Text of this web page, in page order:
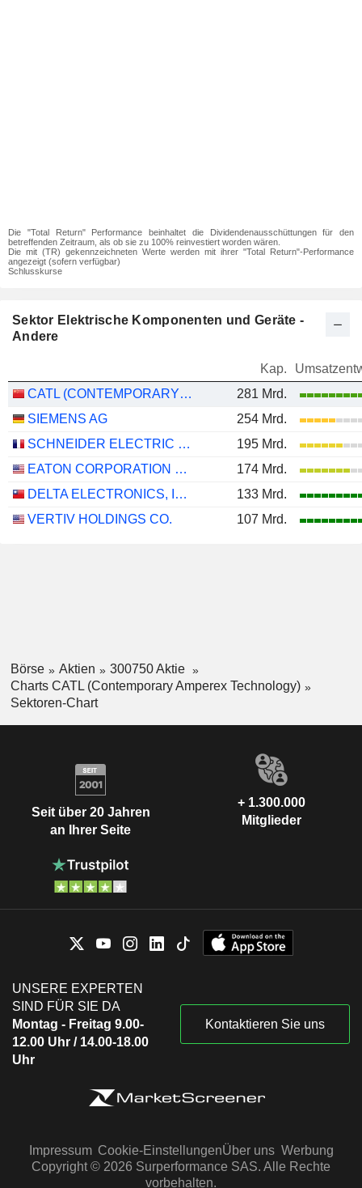
Die "Total Return" Performance beinhaltet die Dividendenausschüttungen für den
betreffenden Zeitraum, als ob sie zu 100% reinvestiert worden wären.
Die mit (TR) gekennzeichneten Werte werden mit ihrer "Total Return"-Performance
angezeigt (sofern verfügbar)
Schlusskurse
Sektor Elektrische Komponenten und Geräte -
Andere
Kap.
CATL (CONTEMPORARY AMPEREX TECHNOLOGY)
281 Mrd.
SIEMENS AG
254 Mrd.
SCHNEIDER ELECTRIC SE
195 Mrd.
EATON CORPORATION PLC
174 Mrd.
DELTA ELECTRONICS, INC.
133 Mrd.
VERTIV HOLDINGS CO.
107 Mrd.
Börse Aktien
300750 Aktie
Charts CATL (Contemporary Amperex Technology)
Sektoren-Chart
Seit über 20 Jahren
an Ihrer Seite
+ 1.300.000
Mitglieder
UNSERE EXPERTEN
SIND FÜR SIE DA
Montag - Freitag 9.00-
12.00 Uhr / 14.00-18.00
Uhr
Kontaktieren Sie uns
Impressum Cookie-EinstellungenÜber uns Werbung
Copyright © 2026 Surperformance SAS. Alle Rechte
vorbehalten.